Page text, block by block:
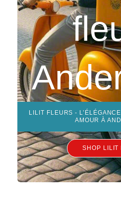
LILIT FLEURS -
AMOUR À
SHOP LILIT